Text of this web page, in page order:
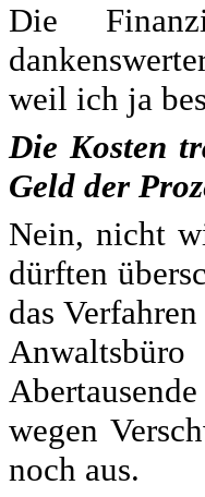
Die
weil ich ja
Die Kosten
Geld der
Nein, nicht
dürften
das
wegen
noch aus.